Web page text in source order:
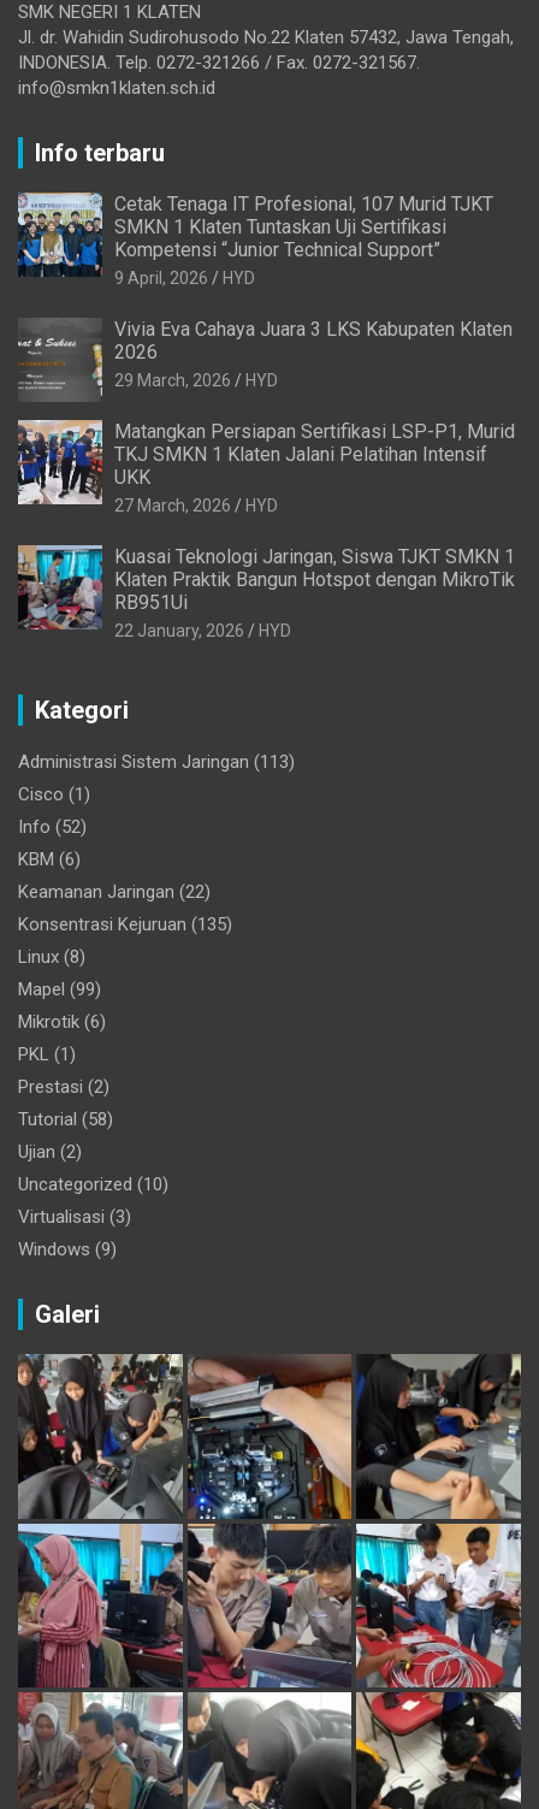
SMK NEGERI 1 KLATEN
Jl. dr. Wahidin Sudirohusodo No.22 Klaten 57432, Jawa Tengah,
INDONESIA. Telp. 0272-321266 / Fax. 0272-321567.
info@smkn1klaten.sch.id
Info terbaru
Cetak Tenaga IT Profesional, 107 Murid TJKT
SMKN 1 Klaten Tuntaskan Uji Sertifikasi
Kompetensi “Junior Technical Support”
9 April, 2026 HYD
Vivia Eva Cahaya Juara 3 LKS Kabupaten Klaten
2026
29 March, 2026 HYD
Matangkan Persiapan Sertifikasi LSP-P1, Murid
TKJ SMKN 1 Klaten Jalani Pelatihan Intensif
UKK
27 March, 2026 HYD
Kuasai Teknologi Jaringan, Siswa TJKT SMKN 1
Klaten Praktik Bangun Hotspot dengan MikroTik
RB951Ui
22 January, 2026 HYD
Kategori
Administrasi Sistem Jaringan (113)
Cisco (1)
Info (52)
KBM (6)
Keamanan Jaringan (22)
Konsentrasi Kejuruan (135)
Linux (8)
Mapel (99)
Mikrotik (6)
PKL (1)
Prestasi (2)
Tutorial (58)
Ujian (2)
Uncategorized (10)
Virtualisasi (3)
Windows (9)
Galeri